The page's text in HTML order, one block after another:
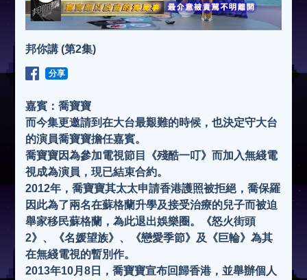
邦你講 (第2集)
分享
嘉賓：喬寶寶
而今集更邀請到在大台最艱難的時候，也決定守大台
的演員喬寶寶擔任嘉賓。
喬寶寶因為參加電視節目《殘酷一叮》而加入無綫電
視成為演員，現已結束合約。
2012年，喬寶寶其太太申請香港護照被拒絕，喬保羅
因此為了兩名在蘇格蘭升學及接受治療的兒子而被迫
舉家移民蘇格蘭，為此退出娛樂圈。《怒火街頭
2》、《名媛望族》、《戀愛季節》及《巨輪》為其
在無綫電視的暫別作。
2013年10月8日，喬寶寶宣布回歸香港，並舉辦個人